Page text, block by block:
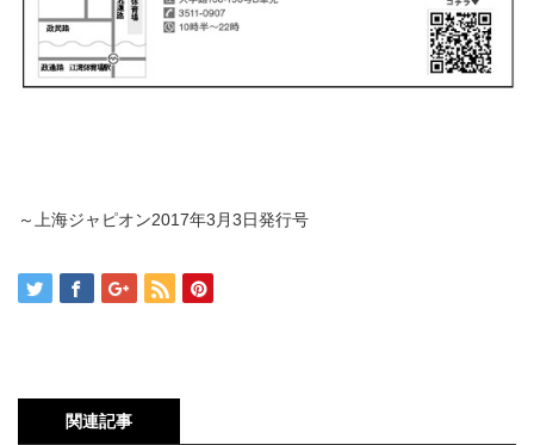
～上海ジャピオン2017年3月3日発行号
関連記事